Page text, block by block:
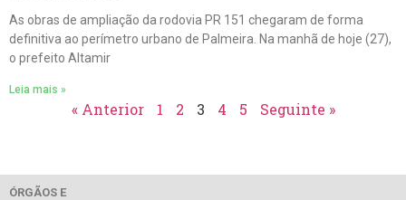
As obras de ampliação da rodovia PR 151 chegaram de forma
definitiva ao perímetro urbano de Palmeira. Na manhã de hoje (27),
o prefeito Altamir
Leia mais »
« Anterior 1 2 3 4 5 Seguinte »
ÓRGÃOS E